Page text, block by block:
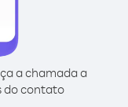
a chamada a
do contato